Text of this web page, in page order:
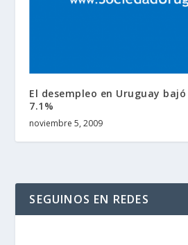
El desempleo en Uruguay
7.1%
noviembre 5, 2009
SEGUINOS EN REDES